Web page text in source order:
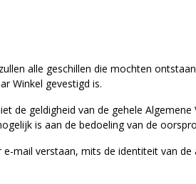
alle geschillen die mochten
Winkel gevestigd is.
de geldigheid van de gehele
is aan de bedoeling van de
mail verstaan, mits de identiteit van